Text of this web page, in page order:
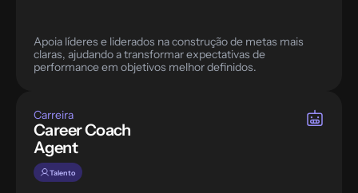
Apoia líderes e liderados na construção de metas mais
claras, ajudando a transformar expectativas de
performance em objetivos melhor definidos.
Carreira
Career Coach
Agent
Talento